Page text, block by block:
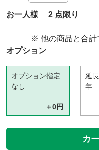
お一人様 2 点限り
※ 他の商品と合計
オプション
オプション指定
なし
＋0円
延
年
カ